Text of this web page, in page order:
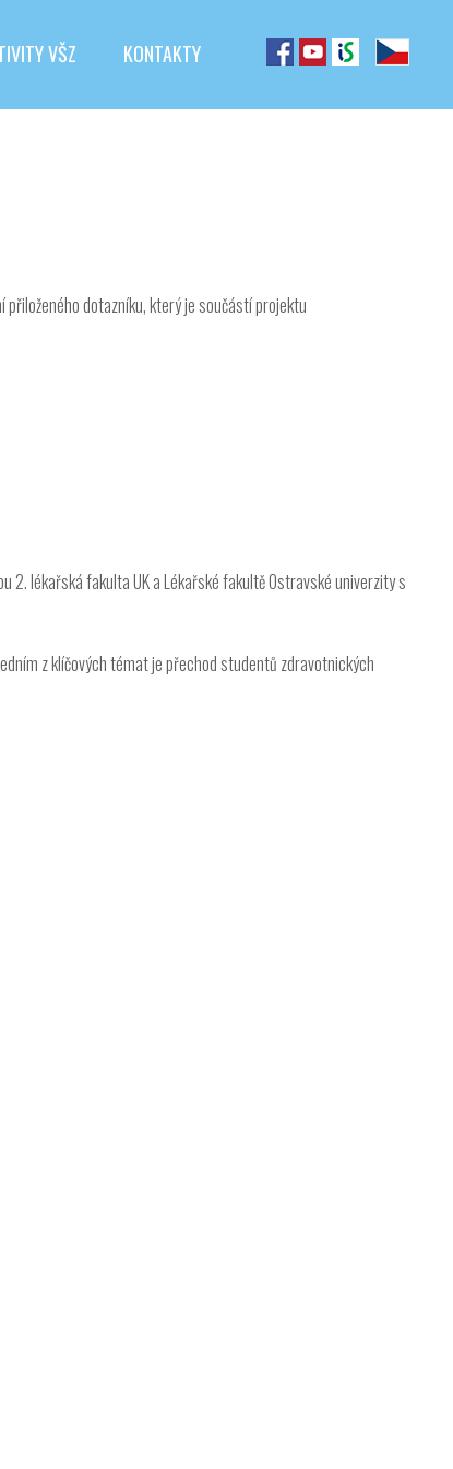
VŠZ KONTAKTY
dotazníku, který je součástí projektu
2. lékařská fakulta UK a Lékařské fakultě Ostravské univerzity s
z klíčových témat je přechod studentů zdravotnických